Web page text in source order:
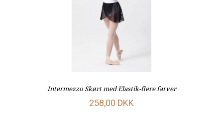
Intermezzo Skørt med Elastik-flere farver
258,00 DKK